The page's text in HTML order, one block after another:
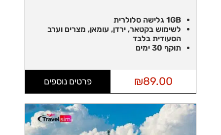
1GB גלישה סלולרית
לשימוש בקטאר, ירדן, עומאן, מצרים וערב
הסעודית בלבד
תוקף 30 ימים
₪89.00 פרטים נוספים